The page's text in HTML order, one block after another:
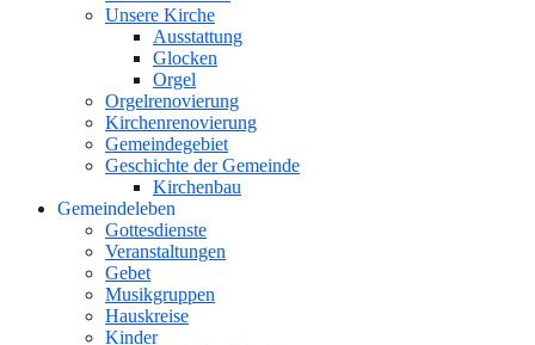
Unsere Kirche
Ausstattung
Glocken
Orgel
Orgelrenovierung
Kirchenrenovierung
Gemeindegebiet
Geschichte der Gemeinde
Kirchenbau
Gemeindeleben
Gottesdienste
Veranstaltungen
Gebet
Musikgruppen
Hauskreise
Kinder